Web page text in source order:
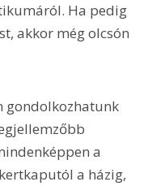
Ha pedig
akkor még olcsón
gondolkozhatunk
a
a házig,